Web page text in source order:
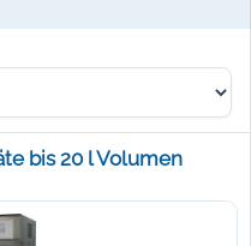
bis 20 l Volumen